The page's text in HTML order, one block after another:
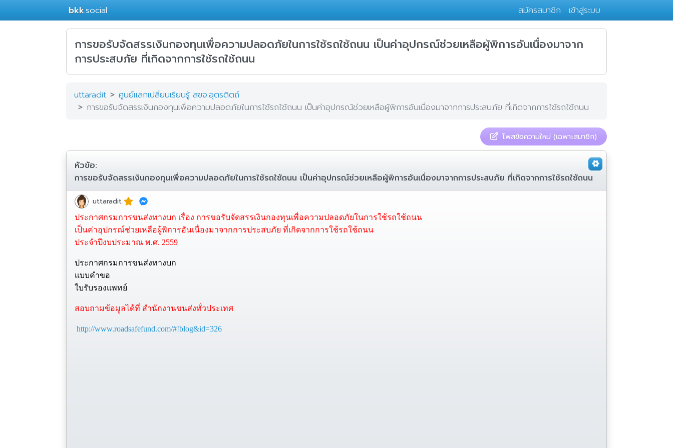
bkk.social สมัครสมาชิก เข้าสู่ระบบ
การขอรับจัดสรรเงินกองทุนเพื่อความปลอดภัยในการใช้รถใช้ถนน เป็นค่าอุปกรณ์ช่วยเหลือผู้พิการอันเนื่องมาจาก
การประสบภัย ที่เกิดจากการใช้รถใช้ถนน
uttaradit
ศูนย์แลกเปลี่ยนเรียนรู้ สขจ.อุตรดิตถ์
การขอรับจัดสรรเงินกองทุนเพื่อความปลอดภัยในการใช้รถใช้ถนน เป็นค่าอุปกรณ์ช่วยเหลือผู้พิการอันเนื่องมาจากการประสบภัย ที่เกิดจากการใช้รถใช้ถนน
โพสข้อความใหม่ (เฉพาะสมาชิก)
หัวข้อ:
การขอรับจัดสรรเงินกองทุนเพื่อความปลอดภัยในการใช้รถใช้ถนน เป็นค่าอุปกรณ์ช่วยเหลือผู้พิการอันเนื่องมาจากการประสบภัย ที่เกิดจากการใช้รถใช้ถนน
uttaradit
ประกาศกรมการขนส่งทางบก เรื่อง การขอรับจัดสรรเงินกองทุนเพื่อความปลอดภัยในการใช้รถใช้ถนน
เป็นค่าอุปกรณ์ช่วยเหลือผู้พิการอันเนื่องมาจากการประสบภัย ที่เกิดจากการใช้รถใช้ถนน
ประจำปีงบประมาณ พ.ศ. 2559
ประกาศกรมการขนส่งทางบก
แบบคำขอ
ใบรับรองแพทย์
สอบถามข้อมูลได้ที่ สำนักงานขนส่งทั่วประเทศ
http://www.roadsafefund.com/#!blog&id=326